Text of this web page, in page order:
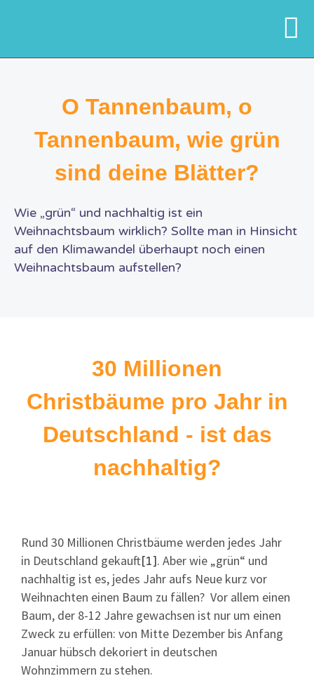
O Tannenbaum, o
Tannenbaum, wie grün
sind deine Blätter?
Wie „grün“ und nachhaltig ist ein
Weihnachtsbaum wirklich? Sollte man in Hinsicht
auf den Klimawandel überhaupt noch einen
Weihnachtsbaum aufstellen?
30 Millionen
Christbäume pro Jahr in
Deutschland - ist das
nachhaltig?
Rund 30 Millionen Christbäume werden jedes Jahr
in Deutschland gekauft[1]. Aber wie „grün“ und
nachhaltig ist es, jedes Jahr aufs Neue kurz vor
Weihnachten einen Baum zu fällen? Vor allem einen
Baum, der 8-12 Jahre gewachsen ist nur um einen
Zweck zu erfüllen: von Mitte Dezember bis Anfang
Januar hübsch dekoriert in deutschen
Wohnzimmern zu stehen.